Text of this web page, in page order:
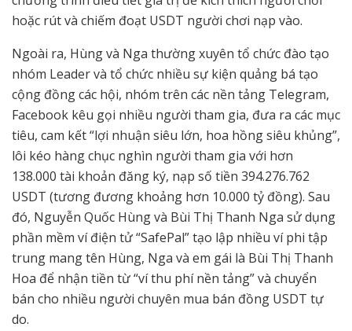
hoặc rút và chiếm đoạt USDT người chơi nạp vào.
Ngoài ra, Hùng và Nga thường xuyên tổ chức đào tạo
nhóm Leader và tổ chức nhiều sự kiện quảng bá tạo
cộng đồng các hội, nhóm trên các nền tảng Telegram,
Facebook kêu gọi nhiều người tham gia, đưa ra các mục
tiêu, cam kết “lợi nhuận siêu lớn, hoa hồng siêu khủng”,
lôi kéo hàng chục nghìn người tham gia với hơn
138.000 tài khoản đăng ký, nạp số tiền 394.276.762
USDT (tương đương khoảng hơn 10.000 tỷ đồng). Sau
đó, Nguyễn Quốc Hùng và Bùi Thị Thanh Nga sử dụng
phần mềm ví điện tử “SafePal” tạo lập nhiều ví phi tập
trung mang tên Hùng, Nga và em gái là Bùi Thị Thanh
Hoa để nhận tiền từ “ví thu phí nền tảng” và chuyển
bán cho nhiều người chuyên mua bán đồng USDT tự
do.